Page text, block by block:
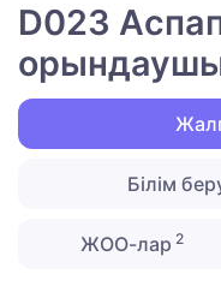
D023
Білім
ЖОО-лар 2